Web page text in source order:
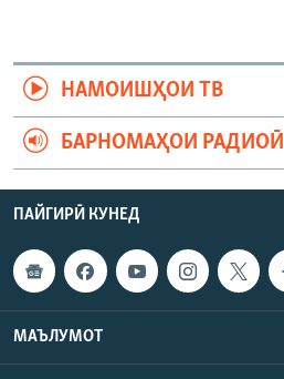
НАМОИШҲОИ ТВ
БАРНОМАҲОИ РАДИОӢ
ПАЙГИРӢ КУНЕД
МАЪЛУМОТ